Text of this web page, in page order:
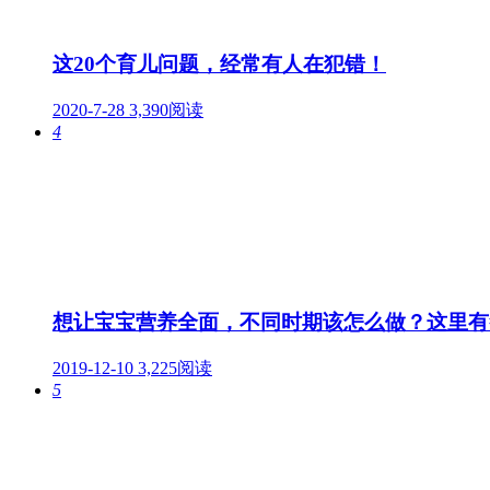
这20个育儿问题，经常有人在犯错！
2020-7-28 3,390阅读
4
想让宝宝营养全面，不同时期该怎么做？这里
2019-12-10 3,225阅读
5